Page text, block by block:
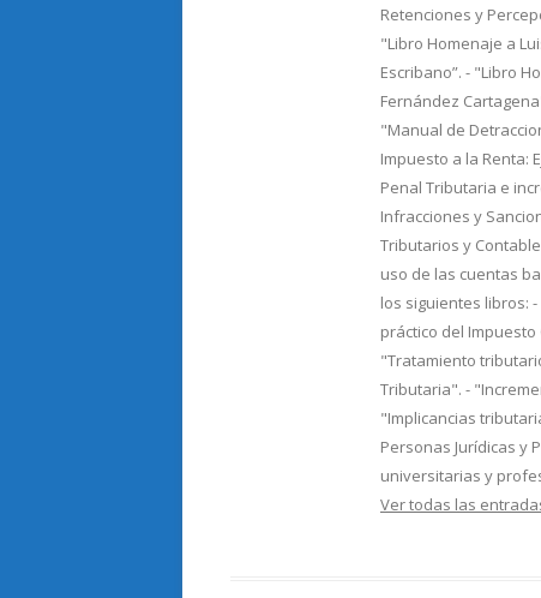
Retenciones y
"Libro Homenaje a
Escribano”. - "Libro
Fernández
"Manual de
Impuesto a la Renta:
Penal Tributaria e
Infracciones y
Tributarios y
uso de las cuentas
los siguientes libros:
práctico del Impuesto
"Tratamiento
Tributaria". -
"Implicancias
Personas Jurídicas y
universitarias y
Ver todas las entradas